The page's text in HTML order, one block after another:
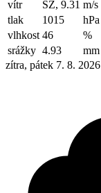
vítr
SZ, 9.31 m/s
tlak
1015
hPa
vlhkost 46
%
srážky 4.93
mm
zítra, pátek 7. 8. 2026